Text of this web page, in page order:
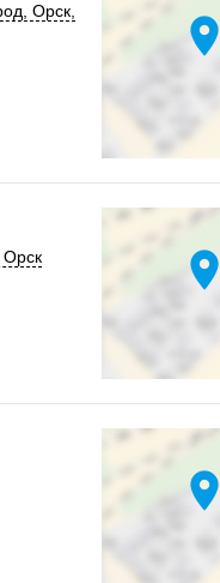
Орск,
location_on
Орск location_on
location_on